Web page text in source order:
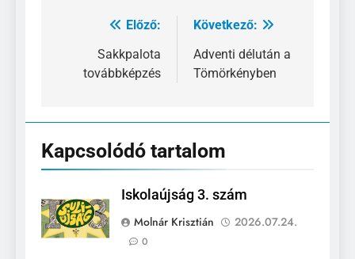
Bejegyzés
navigáció
Előző:
Sakkpalota
továbbképzés
Következő:
Adventi délután a
Tömörkényben
Kapcsolódó tartalom
Iskolaújság 3. szám
Molnár Krisztián
2026.07.24.
0